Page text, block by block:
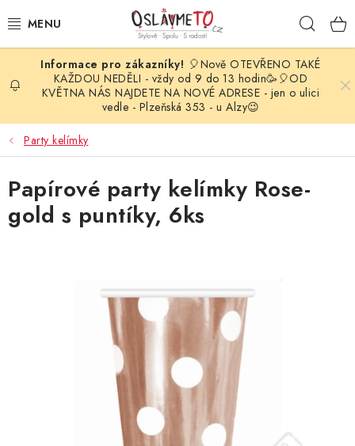
na
OSLAVA NAROZENIN
STYLOVÁ PARTY
DEKORACE A VÝZDOBA
BALÓNKY
KARNEVALOVÉ KOSTÝMY
SVATEBNÍ DOPLŇKY
BARVY NA OBLIČEJ A VLASY
🎈Nově OTEVŘENO TAKÉ
KAŽDOU NEDĚLI - vždy od 9 do 13 hodin🥳🎈OD
KVĚTNA NÁS NAJDETE NA NOVÉ ADRESE - jen o ulici
vedle - Plzeňská 353 - u Alzy😉
Party kelímky
Papírové party kelímky Rose-
gold s puntíky, 6ks